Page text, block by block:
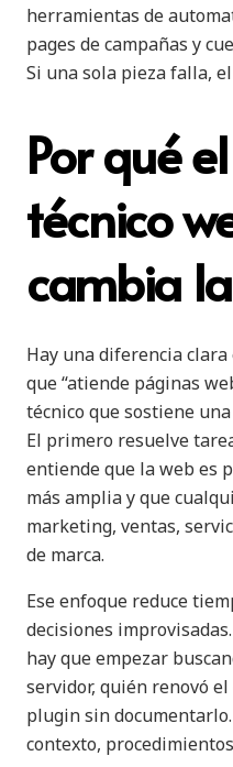
herramientas de
pages de campañas y
Si una sola pieza falla,
Por qué
técnico
cambia
Hay una diferencia
que “atiende páginas
técnico que sostiene
El primero resuelve
entiende que la web es
más amplia y que
marketing, ventas,
de marca.
Ese enfoque reduce
decisiones
hay que empezar
servidor, quién renovó
plugin sin
contexto,